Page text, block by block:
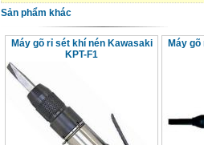
Sản phẩm khác
Máy gõ rỉ sét khí nén Kawasaki
KPT-F1
Máy